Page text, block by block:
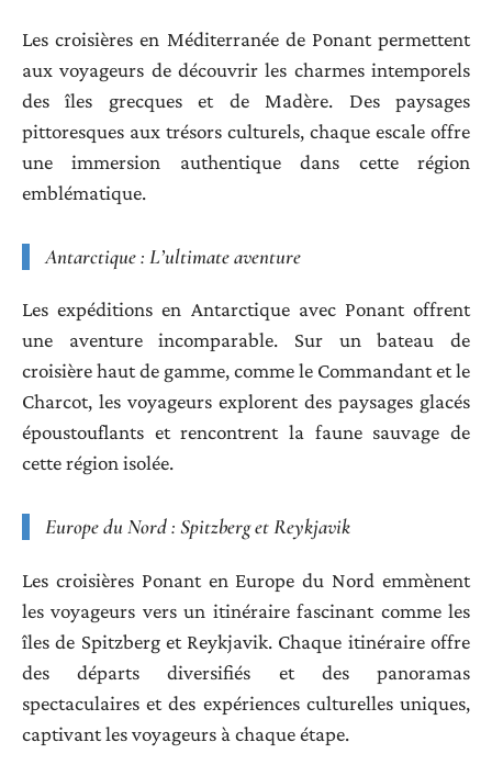
Les croisières en Méditerranée de Ponant permettent
aux voyageurs de découvrir les charmes intemporels
des îles grecques et de Madère. Des paysages
pittoresques aux trésors culturels, chaque escale offre
une immersion authentique dans cette région
emblématique.
Antarctique : L’ultimate aventure
Les expéditions en Antarctique avec Ponant offrent
une aventure incomparable. Sur un bateau de
croisière haut de gamme, comme le Commandant et le
Charcot, les voyageurs explorent des paysages glacés
époustouflants et rencontrent la faune sauvage de
cette région isolée.
Europe du Nord : Spitzberg et Reykjavik
Les croisières Ponant en Europe du Nord emmènent
les voyageurs vers un itinéraire fascinant comme les
îles de Spitzberg et Reykjavik. Chaque itinéraire offre
des départs diversifiés et des panoramas
spectaculaires et des expériences culturelles uniques,
captivant les voyageurs à chaque étape.